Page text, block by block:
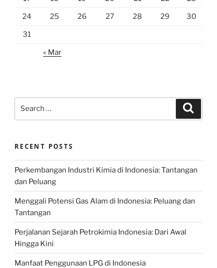
24 25 26 27 28 29 30
31
« Mar
RECENT POSTS
Perkembangan Industri Kimia di Indonesia: Tantangan
dan Peluang
Menggali Potensi Gas Alam di Indonesia: Peluang dan
Tantangan
Perjalanan Sejarah Petrokimia Indonesia: Dari Awal
Hingga Kini
Manfaat Penggunaan LPG di Indonesia